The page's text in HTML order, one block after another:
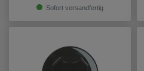
Sofort versandfertig